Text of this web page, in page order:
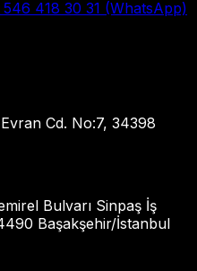
418 30 31 (WhatsApp)
Cd. No:7, 34398
Bulvarı Sinpaş İş
Başakşehir/İstanbul